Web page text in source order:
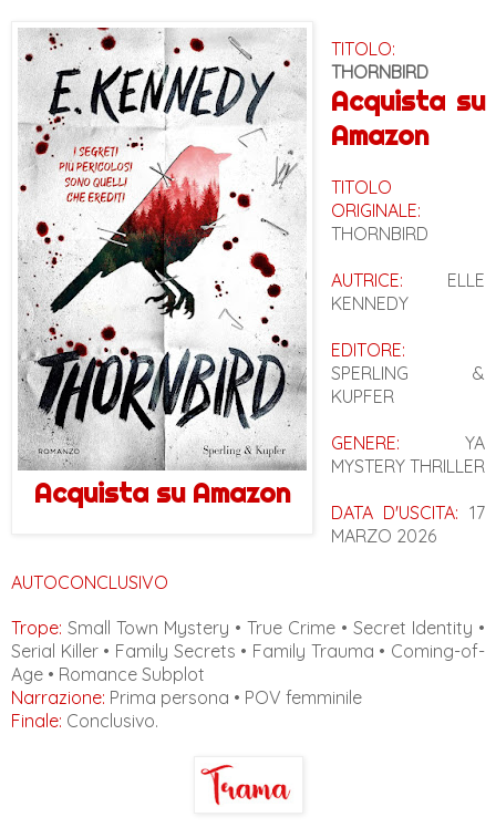
Acquista su Amazon
TITOLO:
THORNBIRD
Acquista su
Amazon
TITOLO
ORIGINALE:
THORNBIRD
AUTRICE: ELLE
KENNEDY
EDITORE:
SPERLING &
KUPFER
GENERE: YA
MYSTERY THRILLER
DATA D'USCITA: 17
MARZO 2026
AUTOCONCLUSIVO
Trope: Small Town Mystery • True Crime • Secret Identity •
Serial Killer • Family Secrets • Family Trauma • Coming-of-
Age • Romance Subplot
Narrazione: Prima persona • POV femminile
Finale: Conclusivo.